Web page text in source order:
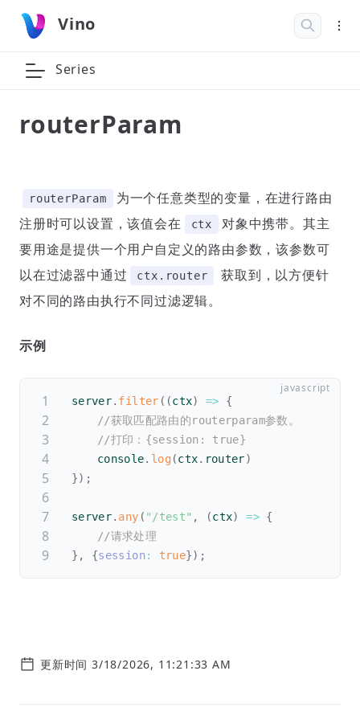
Vino
Series
routerParam
routerParam
为一个任意类型的变量，在进行路由
注册时可以设置，该值会在
ctx
对象中携带。其主
要用途是提供一个用户自定义的路由参数，该参数可
以在过滤器中通过
ctx.router
获取到，以方便针
对不同的路由执行不同过滤逻辑。
示例
server. filter ( (ctx) =>
{
//获取匹配路由的routerparam参数。
//打印：{session: true}
	console
. log (ctx. router)
}) ;
server. any ( "/test" , (ctx) => {
//请求处理
} , {session : true}) ;
更新时间 3/18/2026, 11:21:33 AM